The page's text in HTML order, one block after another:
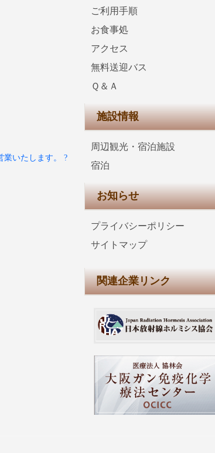
業いたします。 ?
ご利用手順
お食事処
アクセス
無料送迎バス
Ｑ＆Ａ
施設情報
周辺観光・宿泊施設
宿泊
お知らせ
プライバシーポリシー
サイトマップ
関連企業リンク